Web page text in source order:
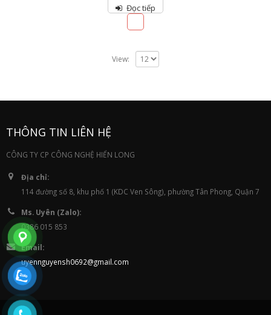
of
Đọc tiếp
View:
THÔNG TIN LIÊN HỆ
CÔNG TY CP CÔNG NGHỆ HIỂN LONG
Địa chỉ:
114 đường số 8, khu phố 1 (KDC Ven Sông), phường Tân Phong, Quận 7
Ms. Uyên (Zalo):
0386 015 853
Email:
uyennguyensh0692@gmail.com